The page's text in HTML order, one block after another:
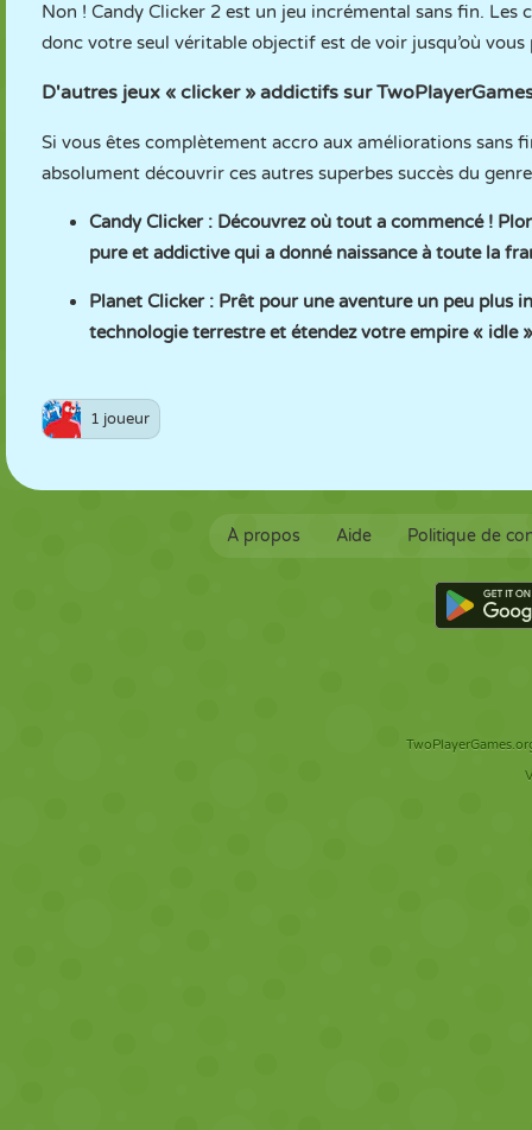
Non ! Candy Clicker 2 est un jeu incrémental sans fin.
donc votre seul véritable objectif est de voir jusqu’où
D'autres jeux « clicker » addictifs sur
Si vous êtes complètement accro aux améliorations sans
absolument découvrir ces autres superbes succès du
Candy Clicker: Découvrez où tout a commencé !
pure et addictive qui a donné naissance à toute la
Planet Clicker: Prêt pour une aventure un peu plus
technologie terrestre et étendez votre empire « idle »
1 joueur
À propos Aide Politique de